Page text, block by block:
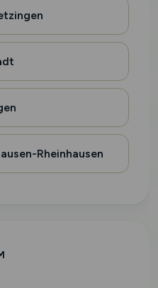
Rheinhausen